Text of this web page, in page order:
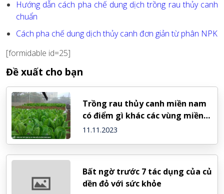
Hướng dẫn cách pha chế dung dịch trồng rau thủy canh
chuẩn
Cách pha chế dung dịch thủy canh đơn giản từ phân NPK
[formidable id=25]
Đề xuất cho bạn
Trồng rau thủy canh miền nam
có điểm gì khác các vùng miền
khác ?
11.11.2023
Bất ngờ trước 7 tác dụng của củ
dền đỏ với sức khỏe